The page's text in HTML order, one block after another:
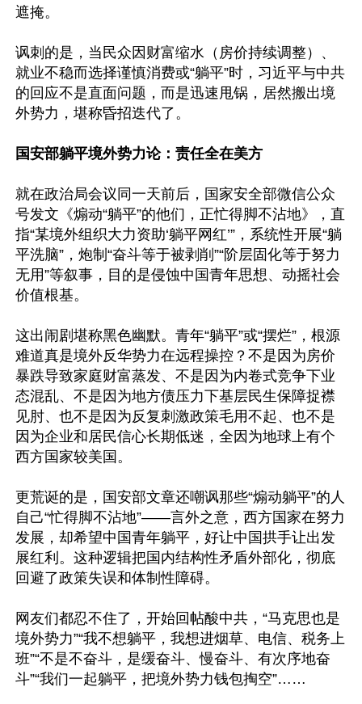
遮掩。
讽刺的是，当民众因财富缩水（房价持续调整）、
就业不稳而选择谨慎消费或“躺平”时，习近平与中共
的回应不是直面问题，而是迅速甩锅，居然搬出境
外势力，堪称昏招迭代了。
国安部躺平境外势力论：责任全在美方
就在政治局会议同一天前后，国家安全部微信公众
号发文《煽动“躺平”的他们，正忙得脚不沾地》，直
指“某境外组织大力资助‘躺平网红’”，系统性开展“躺
平洗脑”，炮制“奋斗等于被剥削”“阶层固化等于努力
无用”等叙事，目的是侵蚀中国青年思想、动摇社会
价值根基。
这出闹剧堪称黑色幽默。青年“躺平”或“摆烂”，根源
难道真是境外反华势力在远程操控？不是因为房价
暴跌导致家庭财富蒸发、不是因为内卷式竞争下业
态混乱、不是因为地方债压力下基层民生保障捉襟
见肘、也不是因为反复刺激政策毛用不起、也不是
因为企业和居民信心长期低迷，全因为地球上有个
西方国家较美国。
更荒诞的是，国安部文章还嘲讽那些“煽动躺平”的人
自己“忙得脚不沾地”——言外之意，西方国家在努力
发展，却希望中国青年躺平，好让中国拱手让出发
展红利。这种逻辑把国内结构性矛盾外部化，彻底
回避了政策失误和体制性障碍。
网友们都忍不住了，开始回帖酸中共，“马克思也是
境外势力”“我不想躺平，我想进烟草、电信、税务上
班”“不是不奋斗，是缓奋斗、慢奋斗、有次序地奋
斗”“我们一起躺平，把境外势力钱包掏空”……